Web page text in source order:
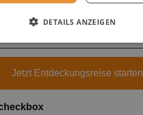
Montagna BZ
Jetzt Entdeckungsreise starten
DETAILS ANZEIGEN